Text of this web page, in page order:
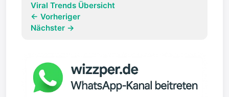
Viral Trends Übersicht
← Vorheriger
Nächster →